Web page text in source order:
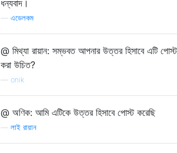
ধন্যবাদ।
এডেলকম
@ মিথ্যা রায়ান: সম্ভবত আপনার উত্তর হিসাবে এটি পোস্ট
করা উচিত?
onik
@ অণিক: আমি এটিকে উত্তর হিসাবে পোস্ট করেছি
লাই রায়ান